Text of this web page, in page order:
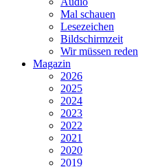
Mal schauen
Lesezeichen
Bildschirmzeit
Wir müssen reden
Magazin
2026
2025
2024
2023
2022
2021
2020
2019